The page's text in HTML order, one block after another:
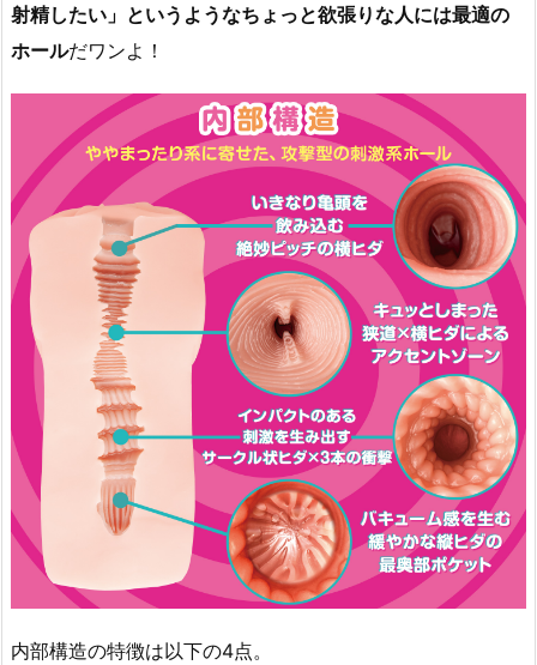
射精したい」というようなちょっと欲張りな人には最適の
ホールだワンよ！
内部構造の特徴は以下の4点。